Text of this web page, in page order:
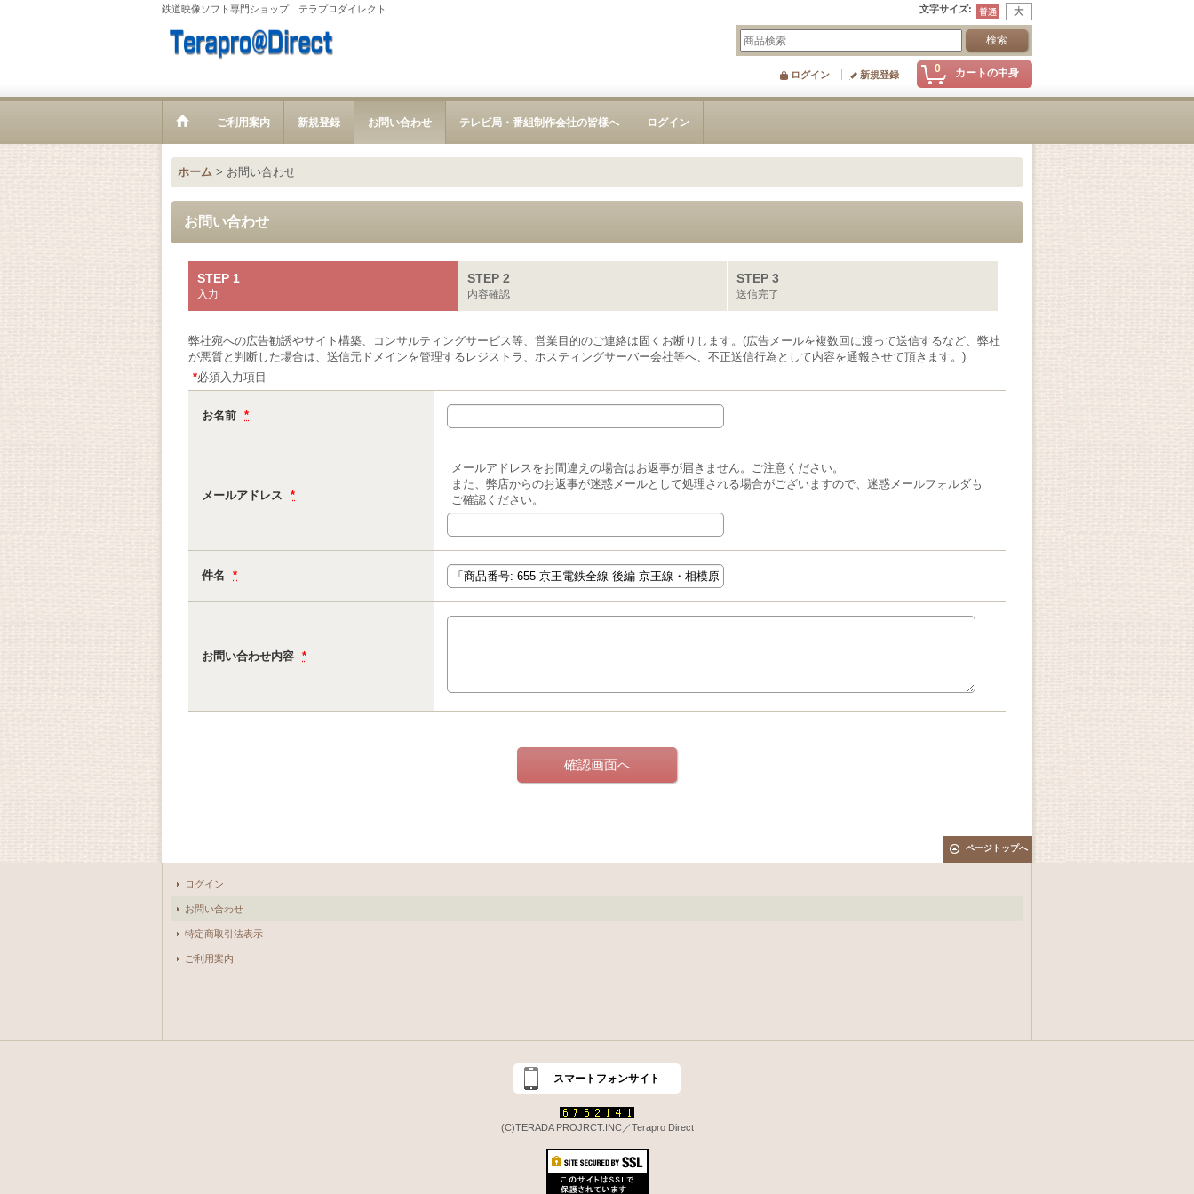
鉄道映像ソフト専門ショップ テラプロダイレクト 文字サイズ:
0 カートの中身
ログイン 新規登録
ご利用案内 新規登録 お問い合わせ テレビ局・番組制作会社の皆様へ ログイン
ホーム > お問い合わせ
お問い合わせ
STEP 1
入力
STEP 2
内容確認
STEP 3
送信完了
弊社宛への広告勧誘やサイト構築、コンサルティングサービス等、営業目的のご連絡は固くお断りします。(広告メールを複数回に渡って送信するなど、弊社
が悪質と判断した場合は、送信元ドメインを管理するレジストラ、ホスティングサーバー会社等へ、不正送信行為として内容を通報させて頂きます。)
*必須入力項目
お名前 *
メールアドレス *
メールアドレスをお間違えの場合はお返事が届きません。ご注意ください。
また、弊店からのお返事が迷惑メールとして処理される場合がございますので、迷惑メールフォルダも
ご確認ください。
件名 *
お問い合わせ内容 *
ページトップへ
ログイン
お問い合わせ
特定商取引法表示
ご利用案内
スマートフォンサイト
(C)TERADA PROJRCT.INC／Terapro Direct